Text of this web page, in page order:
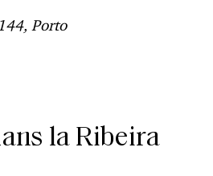
Porto
la Ribeira